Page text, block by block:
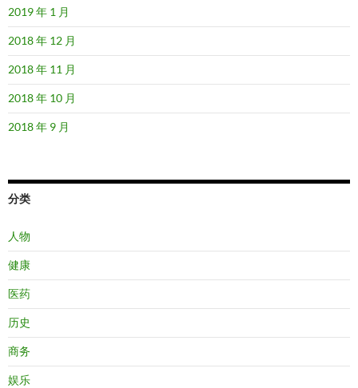
2019 年 1 月
2018 年 12 月
2018 年 11 月
2018 年 10 月
2018 年 9 月
分类
人物
健康
医药
历史
商务
娱乐